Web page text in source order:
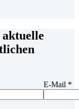
E-Mail *